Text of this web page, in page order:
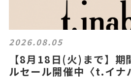
2026.08.05
【8月18日(火)まで】期
ルセール開催中〈t.イナ